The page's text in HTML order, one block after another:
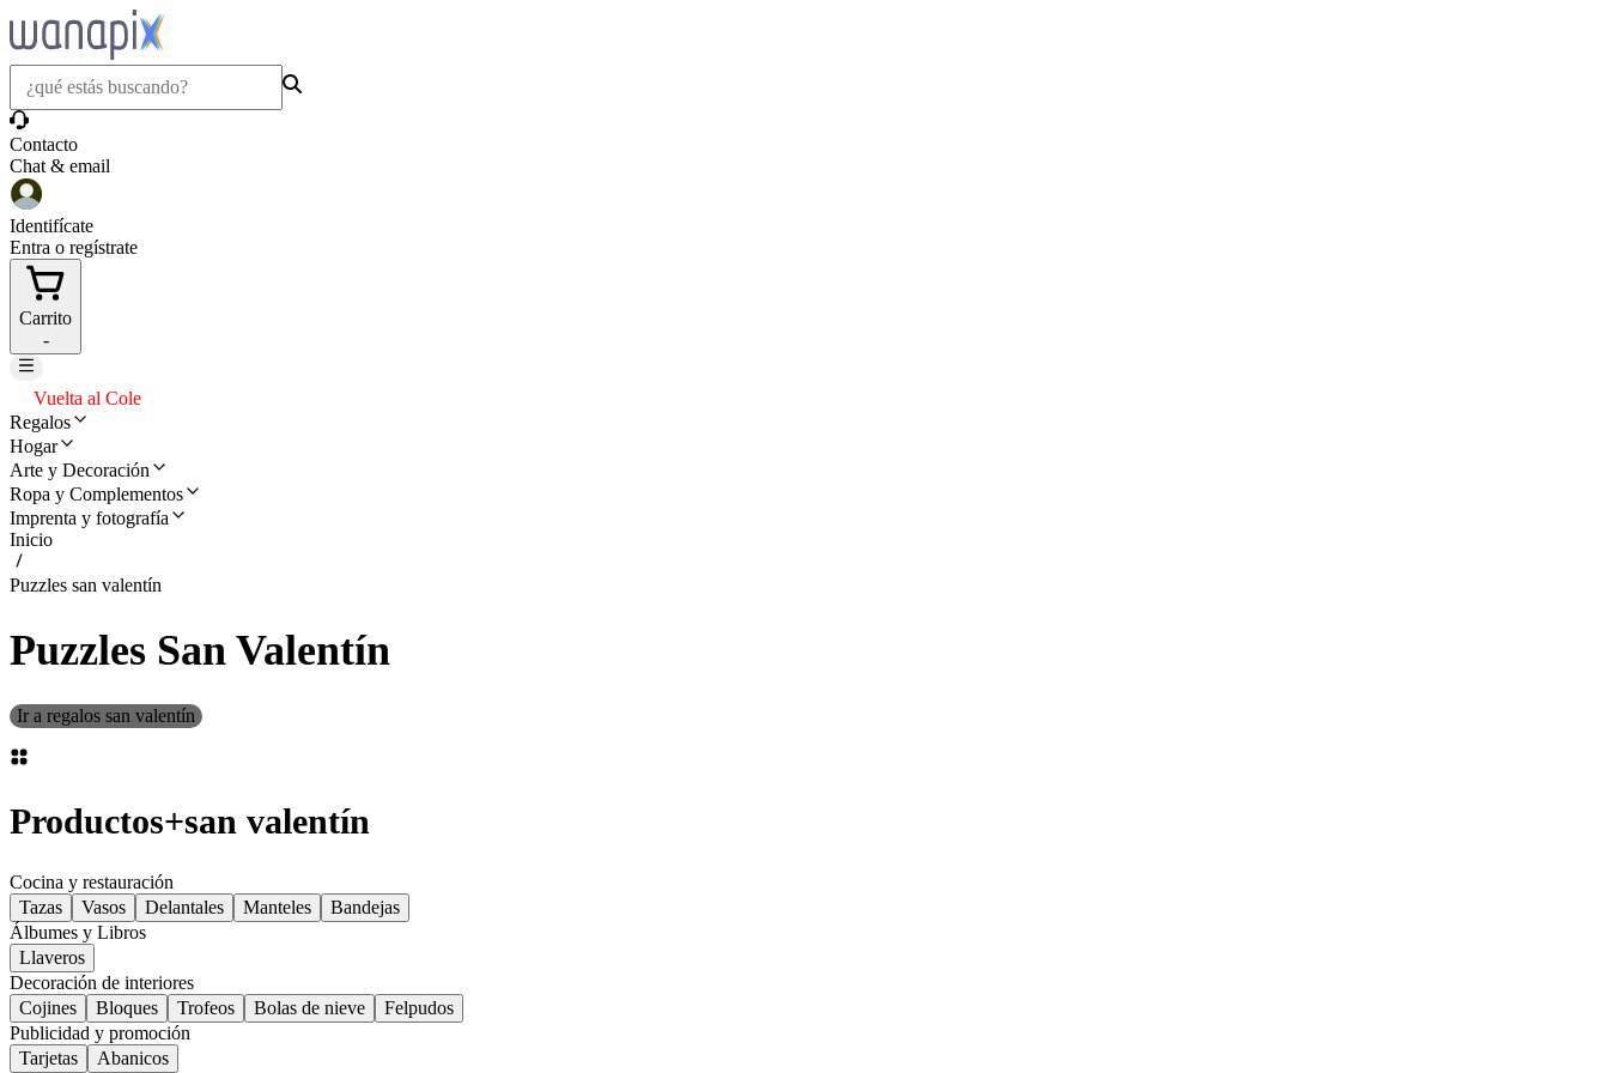
Contacto
Chat & email
Identifícate
Entra o regístrate
Carrito
-
Vuelta al Cole
Regalos
Hogar
Arte y Decoración
Ropa y Complementos
Imprenta y fotografía
Inicio
Puzzles san valentín
Puzzles San Valentín
Ir a regalos san valentín
Productos+san valentín
Cocina y restauración
Tazas
Vasos Delantales Manteles
Bandejas
Álbumes y Libros
Llaveros
Decoración de interiores
Cojines
Bloques Trofeos Bolas de nieve
Felpudos
Publicidad y promoción
Tarjetas
Abanicos